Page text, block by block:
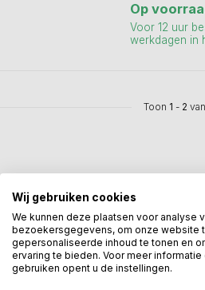
Op
Voor 12 uur
werkdagen in
Toon 1 - 2
Mis onze nieuwsbrief
Schrijf je in en ontvang onze
Wij gebruiken cookies
We kunnen deze plaatsen voor analyse
bezoekersgegevens, om onze website
gepersonaliseerde inhoud te tonen en
ervaring te bieden. Voor meer
gebruiken opent u de instellingen.